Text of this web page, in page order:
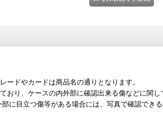
ドやカードは商品名の通りとなります。
り、ケースの内外部に確認出来る傷などに関
に目立つ傷等がある場合には、写真で確認でき